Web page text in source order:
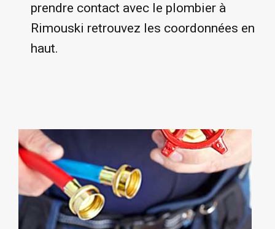
prendre contact avec le plombier à
Rimouski retrouvez les coordonnées en
haut.